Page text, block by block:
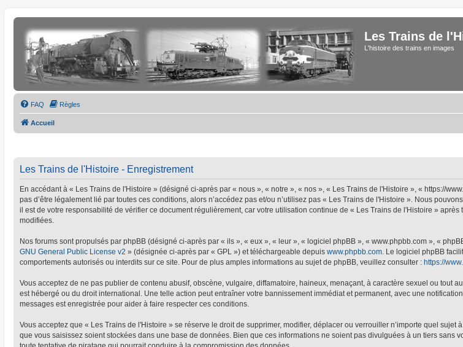
Les Trains de
L'histoire des trains en images
FAQ Règles
Accueil
Les Trains de l'Histoire - Enregistrement
En accédant à « Les Trains de l'Histoire » (désigné ci-après par « nous », « notre », « nos », « Les Trains de l'Histoire », « https://
pas d’être légalement lié par toutes ces conditions, alors n’accédez pas et/ou n’utilisez pas « Les Trains de l'Histoire ». Nous
il est de votre responsabilité de vérifier ce document régulièrement, car votre utilisation continue de « Les Trains de l'Histoire »
modifiées.
Nos forums sont propulsés par phpBB (désigné ci-après par « ils », « eux », « leur », « logiciel phpBB », « www.phpbb.com », «
GNU General Public License v2 » (désignée ci-après par « GPL ») et téléchargeable depuis www.phpbb.com . Le logiciel phpBB
comportements autorisés ou interdits sur ce site. Pour de plus amples informations au sujet de phpBB, veuillez consulter : https://
Vous acceptez de ne pas publier de contenu abusif, obscène, vulgaire, diffamatoire, haineux, menaçant, à caractère sexuel ou tout
est hébergé ou du droit international. Une telle action peut entraîner votre bannissement immédiat et permanent, avec une
messages est enregistrée pour aider à faire respecter ces conditions.
Vous acceptez que « Les Trains de l'Histoire » se réserve le droit de supprimer, modifier, déplacer ou verrouiller n’importe quel
que vous saisissez soient stockées dans une base de données. Bien que ces informations ne soient pas divulguées à un tiers